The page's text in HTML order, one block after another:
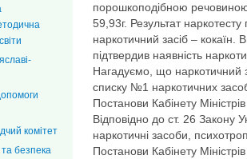
комітет
безпека
порошкоподібною
59,93г. Результат
наркотичний засіб – кокаїн.
підтвердив наявність
Нагадуємо, що наркотичний
списку №1 наркотичних
Постанови Кабінету
Відповідно до ст. 26
наркотичні засоби,
Постанови Кабінету